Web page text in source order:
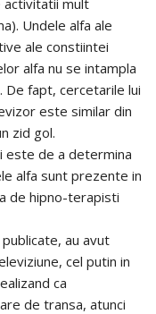
Undele alfa ale
ale constiintei
alfa nu se intampla
De fapt, cercetarile lui
este similar din
zid gol.
este de a determina
alfa sunt prezente in
de hipno-terapisti
au avut
cel putin in
ca
de transa, atunci